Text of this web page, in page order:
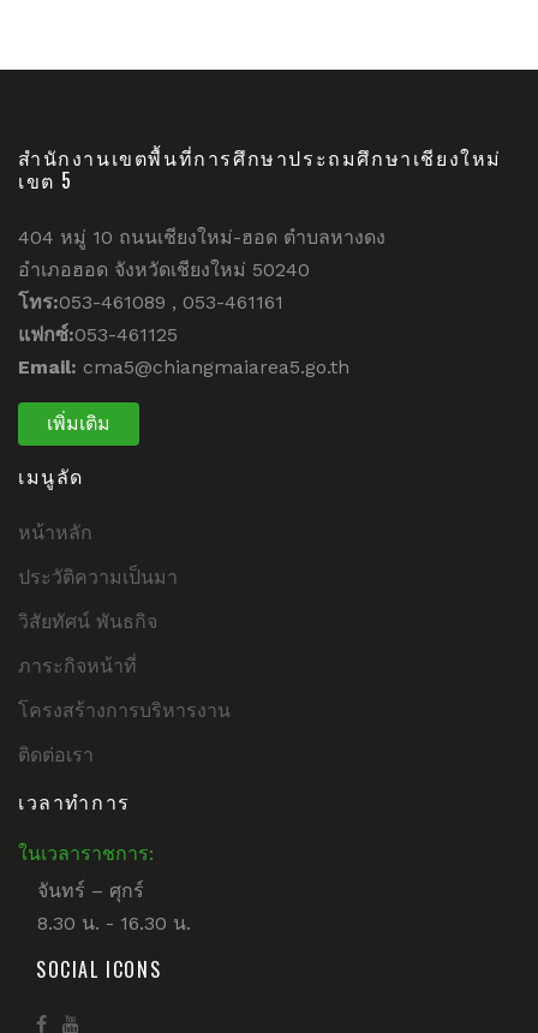
สำนักงานเขตพื้นที่การศึกษาประถมศึกษาเชียงใหม่
เขต 5
404 หมู่ 10 ถนนเชียงใหม่-ฮอด ตำบลหางดง
อำเภอฮอด จังหวัดเชียงใหม่ 50240
โทร:053-461089 , 053-461161
แฟกซ์:053-461125
Email: cma5@chiangmaiarea5.go.th
เพิ่มเติม
เมนูลัด
หน้าหลัก
ประวัติความเป็นมา
วิสัยทัศน์ พันธกิจ
ภาระกิจหน้าที่
โครงสร้างการบริหารงาน
ติดต่อเรา
เวลาทำการ
ในเวลาราชการ:
จันทร์ – ศุกร์
8.30 น. - 16.30 น.
SOCIAL ICONS